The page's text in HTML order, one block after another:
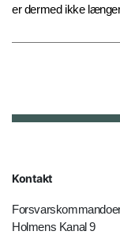
er dermed ikke
Kontakt
Holmens Kanal 9